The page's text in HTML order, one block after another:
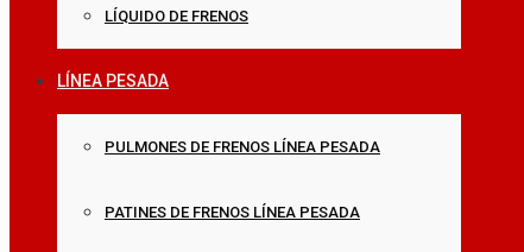
LÍQUIDO DE FRENOS
LÍNEA PESADA
PULMONES DE FRENOS LÍNEA PESADA
PATINES DE FRENOS LÍNEA PESADA